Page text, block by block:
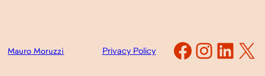
Mauro Moruzzi Privacy Policy X